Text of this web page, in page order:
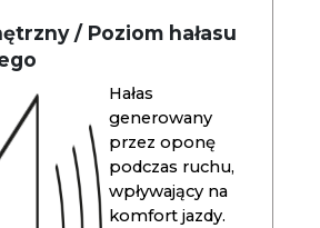
/ Poziom hałasu
Hałas
generowany
przez oponę
podczas ruchu,
wpływający na
komfort jazdy.